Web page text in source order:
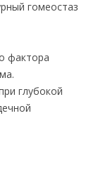
гомеостаз
фактора
глубокой